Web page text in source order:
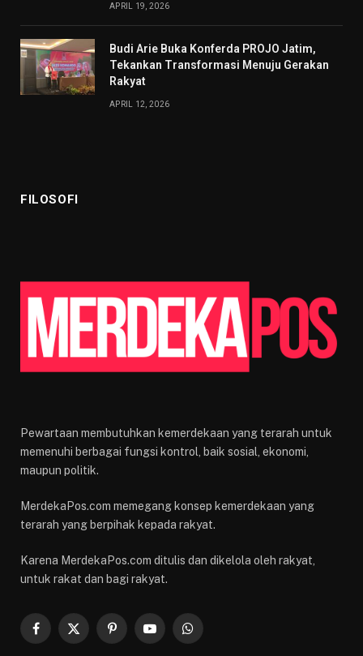
APRIL 19, 2026
Budi Arie Buka Konferda PROJO Jatim,
Tekankan Transformasi Menuju Gerakan
Rakyat
APRIL 12, 2026
FILOSOFI
Pewartaan membutuhkan kemerdekaan yang terarah untuk
memenuhi berbagai fungsi kontrol, baik sosial, ekonomi,
maupun politik.
MerdekaPos.com memegang konsep kemerdekaan yang
terarah yang berpihak kepada rakyat.
Karena MerdekaPos.com ditulis dan dikelola oleh rakyat,
untuk rakat dan bagi rakyat.
Facebook
X
PinterestYouTubeWhatsApp